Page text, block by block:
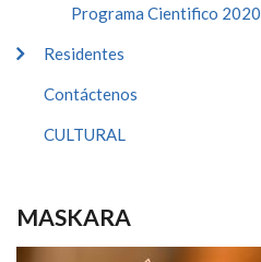
Programa Cientifico 2020
Residentes
Contáctenos
CULTURAL
MASKARA